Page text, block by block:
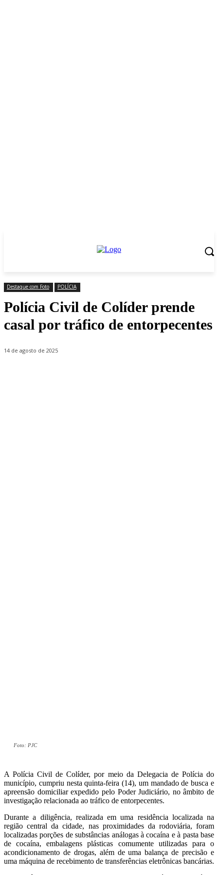
Destaque com Foto POLÍCIA
Polícia Civil de Colíder prende
casal por tráfico de entorpecentes
14 de agosto de 2025
Foto: PJC
A Polícia Civil de Colíder, por meio da Delegacia de Polícia do
município, cumpriu nesta quinta-feira (14), um mandado de busca e
apreensão domiciliar expedido pelo Poder Judiciário, no âmbito de
investigação relacionada ao tráfico de entorpecentes.
Durante a diligência, realizada em uma residência localizada na
região central da cidade, nas proximidades da rodoviária, foram
localizadas porções de substâncias análogas à cocaína e à pasta base
de cocaína, embalagens plásticas comumente utilizadas para o
acondicionamento de drogas, além de uma balança de precisão e
uma máquina de recebimento de transferências eletrônicas bancárias.